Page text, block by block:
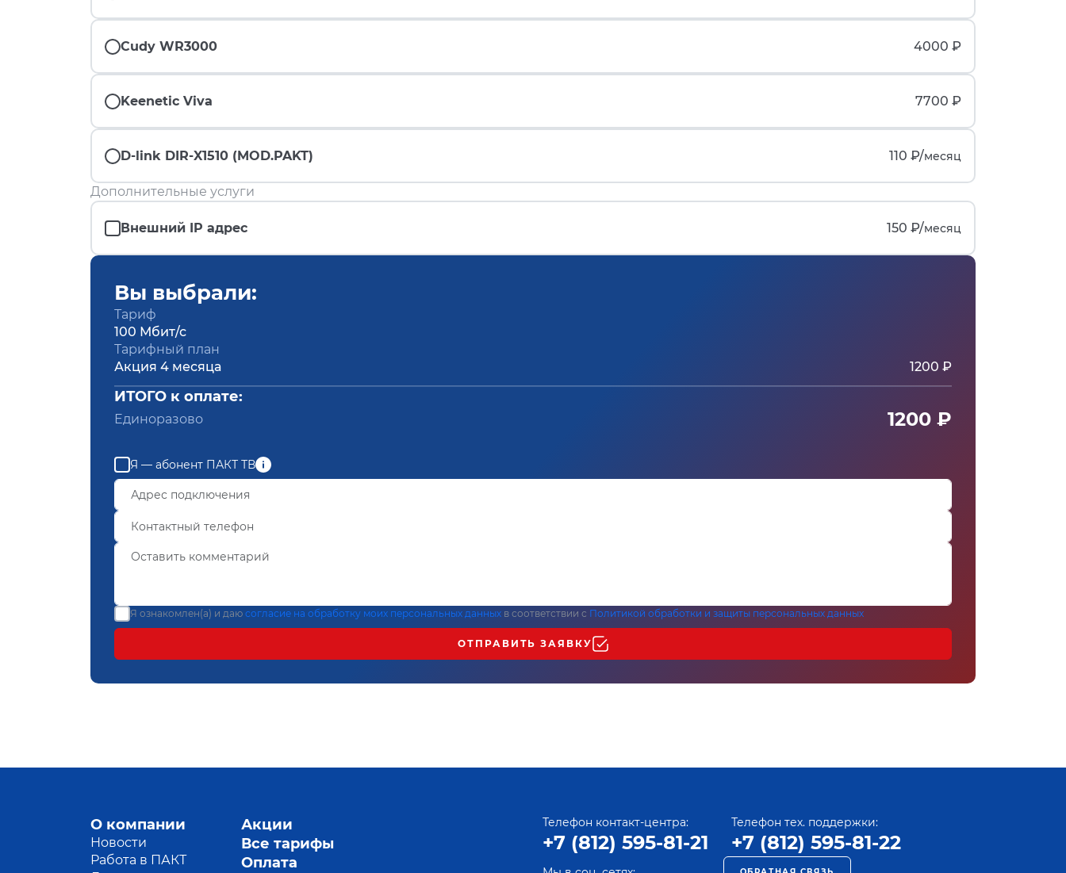
Cudy WR3000 4000 ₽
Keenetic Viva 7700 ₽
D-link DIR-X1510 (MOD.PAKT) 110 ₽/месяц
Дополнительные услуги
Внешний IP адрес 150 ₽/месяц
Вы выбрали:
Тариф
100 Мбит/с
Тарифный план
Акция 4 месяца
1200 ₽
ИТОГО к оплате:
Единоразово 1200 ₽
Я — абонент ПАКТ ТВ
Я ознакомлен(а) и даю согласие на обработку моих персональных данных в соответствии с Политикой обработки и защиты персональных данных
ОТПРАВИТЬ ЗАЯВКУ
О компании
Новости
Работа в ПАКТ
Акции
Все тарифы
Оплата
Телефон контакт-центра:
+7 (812) 595-81-21
Телефон тех. поддержки:
+7 (812) 595-81-22